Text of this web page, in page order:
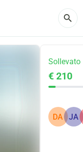
search
Sollevato
€ 210
DA JA